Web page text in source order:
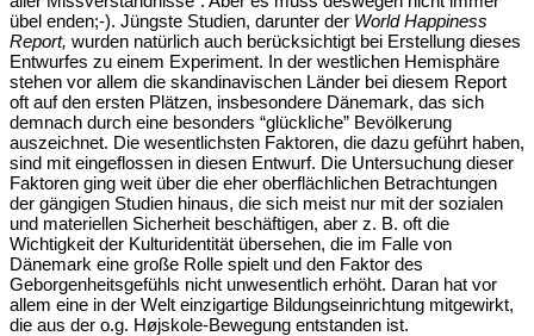
übel enden;-). Jüngste Studien, darunter der World Happiness
Report, wurden natürlich auch berücksichtigt bei Erstellung dieses
Entwurfes zu einem Experiment. In der westlichen Hemisphäre
stehen vor allem die skandinavischen Länder bei diesem Report
oft auf den ersten Plätzen, insbesondere Dänemark, das sich
demnach durch eine besonders “glückliche” Bevölkerung
auszeichnet. Die wesentlichsten Faktoren, die dazu geführt haben,
sind mit eingeflossen in diesen Entwurf. Die Untersuchung dieser
Faktoren ging weit über die eher oberflächlichen Betrachtungen
der gängigen Studien hinaus, die sich meist nur mit der sozialen
und materiellen Sicherheit beschäftigen, aber z. B. oft die
Wichtigkeit der Kulturidentität übersehen, die im Falle von
Dänemark eine große Rolle spielt und den Faktor des
Geborgenheitsgefühls nicht unwesentlich erhöht. Daran hat vor
allem eine in der Welt einzigartige Bildungseinrichtung mitgewirkt,
die aus der o.g. Højskole-Bewegung entstanden ist.